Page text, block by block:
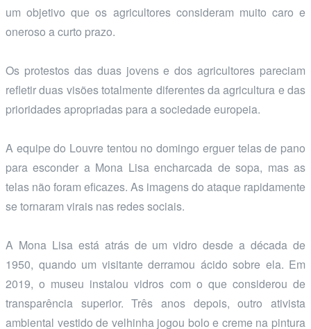
um objetivo que os agricultores consideram muito caro e
oneroso a curto prazo.
Os protestos das duas jovens e dos agricultores pareciam
refletir duas visões totalmente diferentes da agricultura e das
prioridades apropriadas para a sociedade europeia.
A equipe do Louvre tentou no domingo erguer telas de pano
para esconder a Mona Lisa encharcada de sopa, mas as
telas não foram eficazes. As imagens do ataque rapidamente
se tornaram virais nas redes sociais.
A Mona Lisa está atrás de um vidro desde a década de
1950, quando um visitante derramou ácido sobre ela. Em
2019, o museu instalou vidros com o que considerou de
transparência superior. Três anos depois, outro ativista
ambiental vestido de velhinha jogou bolo e creme na pintura